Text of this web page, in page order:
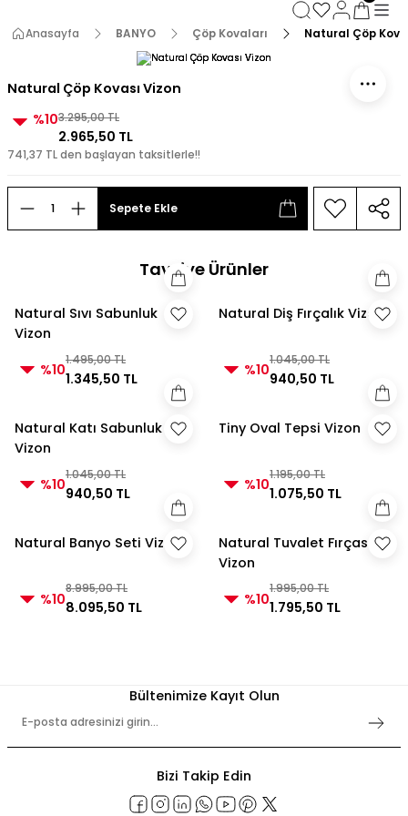
3000 TL ve Üzeri Alışverişlerde Kargo Bedava! 2
3000 TL ve Üzeri Alışverişlerde Kargo Bedava!
3000 TL ve Üzeri Alışverişlerde Kargo Bedava!
Anasayfa BANYO Çöp Kovaları Natural Çöp
Natural Çöp Kovası Vizon
%103.295,00 TL
2.965,50 TL
741,37 TL den başlayan taksitlerle!!
Sepete Ekle
Tavsiye Ürünler
Natural Sıvı Sabunluk
Vizon
%10
1.495,00 TL
1.345,50 TL
Natural Diş Fırçalık Vizon
%10
1.045,00 TL
940,50 TL
Natural Katı Sabunluk
Vizon
%10
1.045,00 TL
940,50 TL
Tiny Oval Tepsi Vizon
%10
1.195,00 TL
1.075,50 TL
Natural Banyo Seti Vizon
%10
8.995,00 TL
8.095,50 TL
Natural Tuvalet Fırçası
Vizon
%10
1.995,00 TL
1.795,50 TL
Bültenimize Kayıt Olun
Bizi Takip Edin